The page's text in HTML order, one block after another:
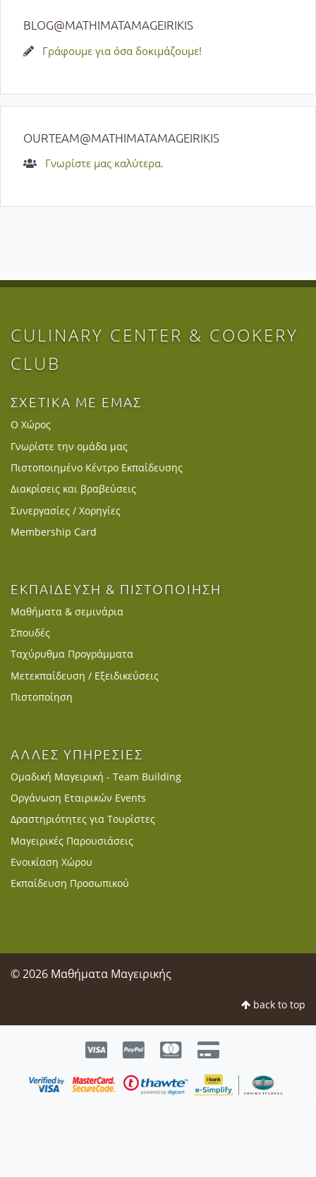
BLOG@MATHIMATAMAGEIRIKIS
Γράφουμε για όσα δοκιμάζουμε!
OURTEAM@MATHIMATAMAGEIRIKIS
Γνωρίστε μας καλύτερα.
CULINARY CENTER & COOKERY
CLUB
ΣΧΕΤΙΚΑ ΜΕ ΕΜΑΣ
Ο Χώρος
Γνωρίστε την ομάδα μας
Πιστοποιημένο Κέντρο Εκπαίδευσης
Διακρίσεις και βραβεύσεις
Συνεργασίες / Χορηγίες
Membership Card
ΕΚΠΑΙΔΕΥΣΗ & ΠΙΣΤΟΠΟΙΗΣΗ
Μαθήματα & σεμινάρια
Σπουδές
Ταχύρυθμα Προγράμματα
Μετεκπαίδευση / Εξειδικεύσεις
Πιστοποίηση
ΑΛΛΕΣ ΥΠΗΡΕΣΙΕΣ
Ομαδική Μαγειρική - Team Building
Οργάνωση Εταιρικών Events
Δραστηριότητες για Τουρίστες
Μαγειρικές Παρουσιάσεις
Ενοικίαση Χώρου
Εκπαίδευση Προσωπικού
© 2026 Μαθήματα Μαγειρικής
back to top